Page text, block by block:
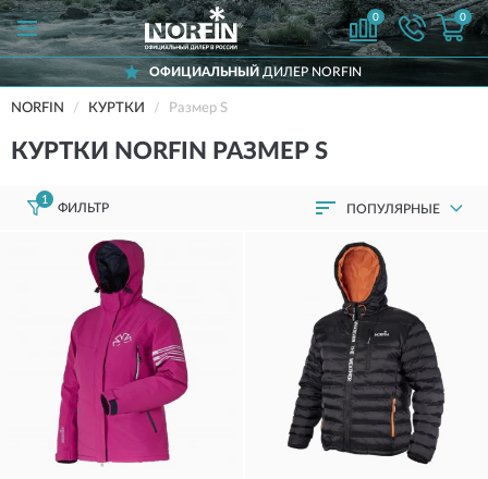
0 0
ОФИЦИАЛЬНЫЙДИЛЕР NORFIN
NORFIN КУРТКИ Размер S
КУРТКИ NORFIN РАЗМЕР S
1
ФИЛЬТР ПОПУЛЯРНЫЕ